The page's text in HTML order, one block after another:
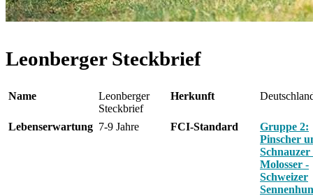
Leonberger Steckbrief
Name
Leonberger
Steckbrief
Herkunft
Lebenserwartung 7-9 Jahre FCI-Standard
Gruppe 2:
Pinscher
Schnauzer
Molosser -
Schweizer